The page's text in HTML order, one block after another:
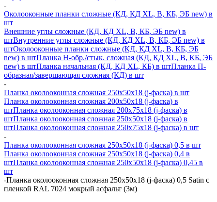
-
Околооконные планки сложные (КД, КД XL, В, КБ, ЭБ new) в
шт
Внешние углы сложные (КД, КД XL, В, КБ, ЭБ new) в
штВнутренние углы сложные (КД, КД XL, В, КБ, ЭБ new) в
штОколооконные планки сложные (КД, КД XL, В, КБ, ЭБ
new) в штПланка H-обр./стык. сложная (КД, КД XL, В, КБ, ЭБ
new) в штПланка начальная (КД, КД XL, КБ) в штПланка П-
образная/завершающая сложная (КД) в шт
-
Планка околооконная сложная 250х50х18 (j-фаска) в шт
Планка околооконная сложная 200х50х18 (j-фаска) в
штПланка околооконная сложная 200х75х18 (j-фаска) в
штПланка околооконная сложная 250х50х18 (j-фаска) в
штПланка околооконная сложная 250х75х18 (j-фаска) в шт
-
Планка околооконная сложная 250х50х18 (j-фаска) 0,5 в шт
Планка околооконная сложная 250х50х18 (j-фаска) 0,4 в
штПланка околооконная сложная 250х50х18 (j-фаска) 0,45 в
шт
-Планка околооконная сложная 250х50х18 (j-фаска) 0,5 Satin с
пленкой RAL 7024 мокрый асфальт (3м)